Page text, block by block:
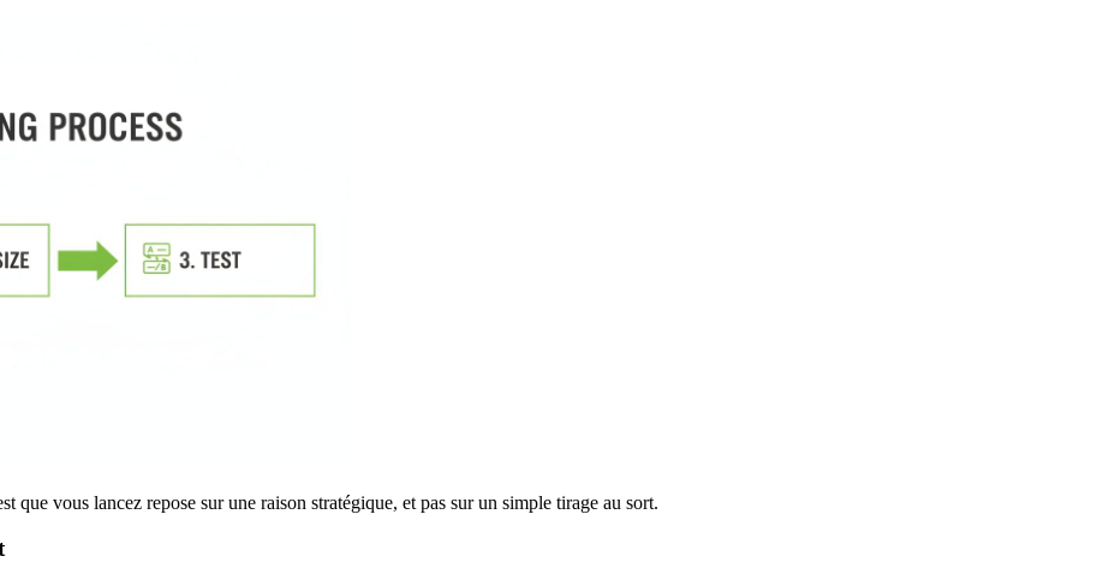
que vous lancez repose sur une raison stratégique, et pas sur un simple tirage au sort.